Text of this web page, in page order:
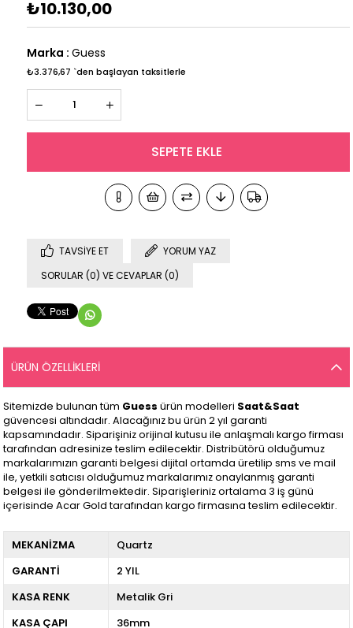
₺10.130,00
Marka : Guess
₺3.376,67 `den başlayan taksitlerle
TAVSIYE ET
YORUM YAZ
SORULAR (0) VE CEVAPLAR (0)
ÜRÜN ÖZELLIKLERI
Sitemizde bulunan tüm Guess ürün modelleri Saat&Saat
güvencesi altındadır. Alacağınız bu ürün 2 yıl garanti
kapsamındadır. Siparişiniz orijinal kutusu ile anlaşmalı kargo firması
tarafından adresinize teslim edilecektir. Distribütörü olduğumuz
markalarımızın garanti belgesi dijital ortamda üretilip sms ve mail
ile, yetkili satıcısı olduğumuz markalarımız onaylanmış garanti
belgesi ile gönderilmektedir. Siparişleriniz ortalama 3 iş günü
içerisinde Acar Gold tarafından kargo firmasına teslim edilecektir.
MEKANİZMA
Quartz
GARANTİ
2 YIL
KASA RENK
Metalik Gri
KASA ÇAPI
36mm